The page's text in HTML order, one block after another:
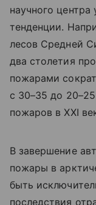
научного
тенденции.
лесов Средней
два столетия
пожарами
с 30–35 до
пожаров в XXI
В завершение
пожары в
быть
последствия